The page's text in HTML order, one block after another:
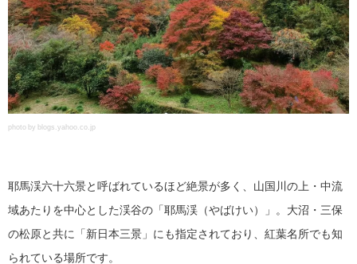
photo by blogs.yahoo.co.jp
耶馬渓六十六景と呼ばれているほど絶景が多く、山国川の上・中流
域あたりを中心とした渓谷の「耶馬渓（やばけい）」。大沼・三保
の松原と共に「新日本三景」にも指定されており、紅葉名所でも知
られている場所です。